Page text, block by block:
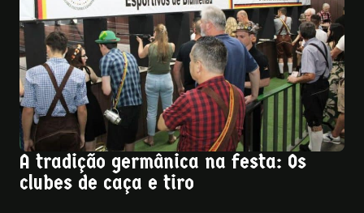
A tradição germânica na festa: Os
clubes de caça e tiro